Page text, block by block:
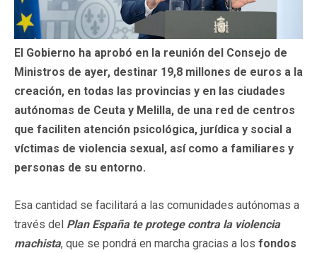
El Gobierno ha aprobó en la reunión del Consejo de
Ministros de ayer, destinar 19,8 millones de euros a la
creación, en todas las provincias y en las ciudades
autónomas de Ceuta y Melilla, de una red de centros
que faciliten atención psicológica, jurídica y social a
víctimas de violencia sexual, así como a familiares y
personas de su entorno.
Esa cantidad se facilitará a las comunidades autónomas a
través del Plan España te protege contra la violencia
machista, que se pondrá en marcha gracias a los fondos